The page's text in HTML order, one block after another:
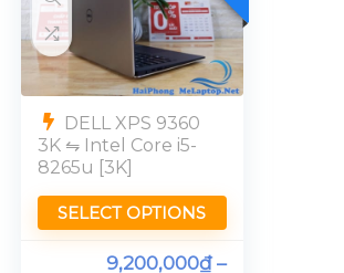
DELL XPS 9360
3K ⇋ Intel Core i5-
8265u [3K]
SELECT OPTIONS
9,200,000₫–